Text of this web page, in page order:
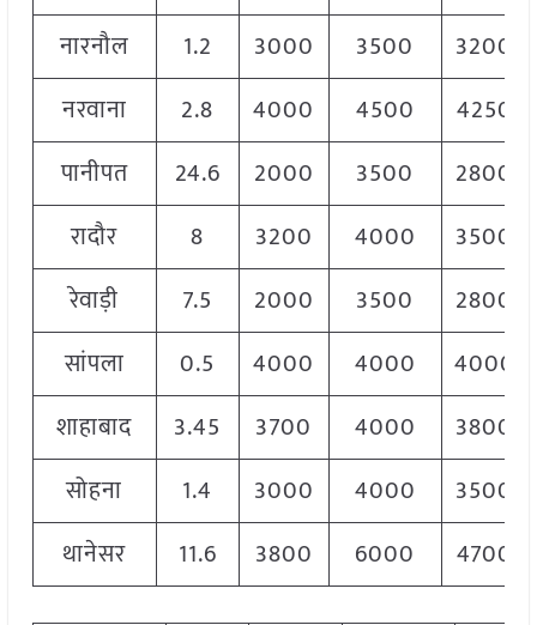
नारनौल
1.2 3000 3500
3200
नरवाना
2.8 4000 4500
4250
पानीपत
24.6 2000 3500
2800
रादौर
8 3200 4000
3500
रेवाड़ी
7.5 2000 3500
2800
सांपला
0.5 4000 4000
4000
शाहाबाद
3.45 3700 4000
3800
सोहना
1.4 3000 4000
3500
थानेसर
11.6 3800 6000 4700